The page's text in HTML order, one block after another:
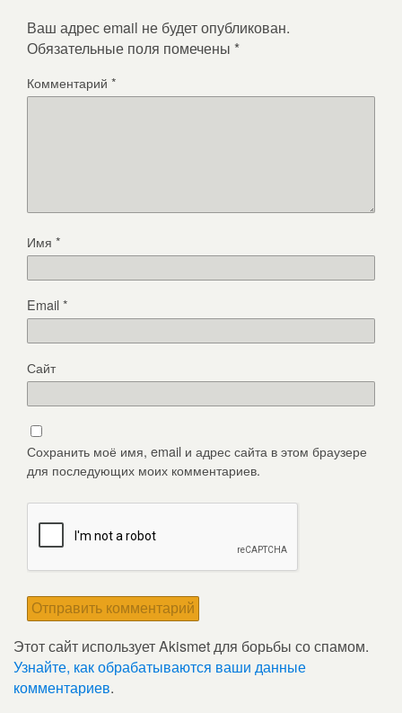
Ваш адрес email не будет опубликован.
Обязательные поля помечены *
Комментарий *
Имя *
Email*
Сайт
Сохранить моё имя, email и адрес сайта в этом браузере
для последующих моих комментариев.
Этот сайт использует Akismet для борьбы со спамом.
Узнайте, как обрабатываются ваши данные
комментариев.